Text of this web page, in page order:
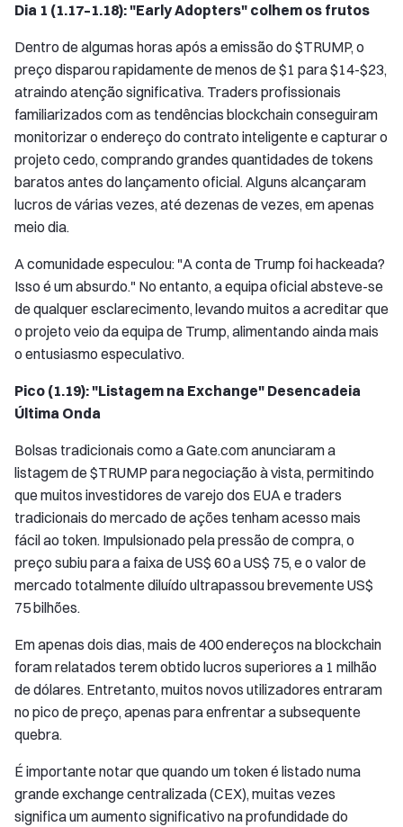
Dia 1 (1.17–1.18): "Early Adopters" colhem os frutos
Dentro de algumas horas após a emissão do $TRUMP, o
preço disparou rapidamente de menos de $1 para $14-$23,
atraindo atenção significativa. Traders profissionais
familiarizados com as tendências blockchain conseguiram
monitorizar o endereço do contrato inteligente e capturar o
projeto cedo, comprando grandes quantidades de tokens
baratos antes do lançamento oficial. Alguns alcançaram
lucros de várias vezes, até dezenas de vezes, em apenas
meio dia.
A comunidade especulou: "A conta de Trump foi hackeada?
Isso é um absurdo." No entanto, a equipa oficial absteve-se
de qualquer esclarecimento, levando muitos a acreditar que
o projeto veio da equipa de Trump, alimentando ainda mais
o entusiasmo especulativo.
Pico (1.19): "Listagem na Exchange" Desencadeia
Última Onda
Bolsas tradicionais como a Gate.com anunciaram a
listagem de $TRUMP para negociação à vista, permitindo
que muitos investidores de varejo dos EUA e traders
tradicionais do mercado de ações tenham acesso mais
fácil ao token. Impulsionado pela pressão de compra, o
preço subiu para a faixa de US$ 60 a US$ 75, e o valor de
mercado totalmente diluído ultrapassou brevemente US$
75 bilhões.
Em apenas dois dias, mais de 400 endereços na blockchain
foram relatados terem obtido lucros superiores a 1 milhão
de dólares. Entretanto, muitos novos utilizadores entraram
no pico de preço, apenas para enfrentar a subsequente
quebra.
É importante notar que quando um token é listado numa
grande exchange centralizada (CEX), muitas vezes
significa um aumento significativo na profundidade do